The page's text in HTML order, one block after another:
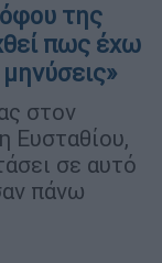
της
πως έχω
στον
Ευσταθίου,
σε αυτό
πάνω